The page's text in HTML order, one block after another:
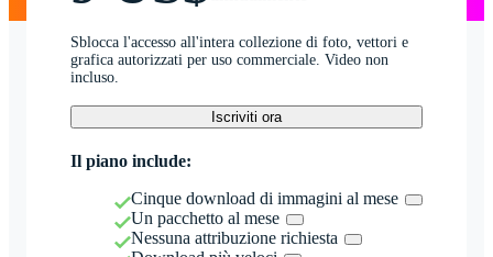
Sblocca l'accesso all'intera collezione di foto, vettori e
grafica autorizzati per uso commerciale. Video non
incluso.
Iscriviti ora
Il piano include:
Cinque download di immagini al mese
Un pacchetto al mese
Nessuna attribuzione richiesta